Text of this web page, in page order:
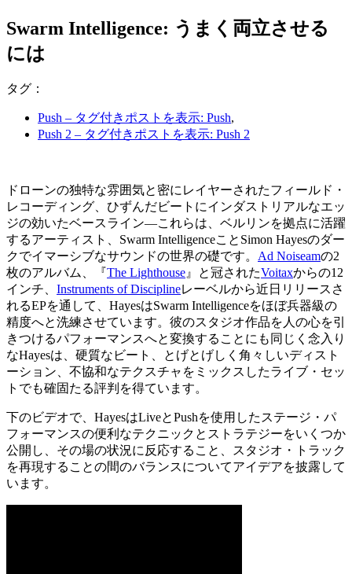
Swarm Intelligence: うまく両立させる
には
タグ：
Push – タグ付きポストを表示: Push,
Push 2 – タグ付きポストを表示: Push 2
ドローンの独特な雰囲気と密にレイヤーされたフィールド・
レコーディング、ひずんだビートにインダストリアルなエッ
ジの効いたベースライン―これらは、ベルリンを拠点に活躍
するアーティスト、Swarm IntelligenceことSimon Hayesのダー
クでイマーシブなサウンドの世界の礎です。 Ad Noiseamの2
枚のアルバム、『 The Lighthouse』と冠されたVoitaxからの12
インチ、 Instruments of Disciplineレーベルから近日リリースさ
れるEPを通して、HayesはSwarm Intelligenceをほぼ兵器級の
精度へと洗練させています。彼のスタジオ作品を人の心を引
きつけるパフォーマンスへと変換することにも同じく念入り
なHayesは、硬質なビート、とげとげしく角々しいディスト
ーション、不協和なテクスチャをミックスしたライブ・セッ
トでも確固たる評判を得ています。
下のビデオで、HayesはLiveとPushを使用したステージ・パ
フォーマンスの便利なテクニックとストラテジーをいくつか
公開し、その場の状況に反応すること、スタジオ・トラック
を再現することの間のバランスについてアイデアを披露して
います。